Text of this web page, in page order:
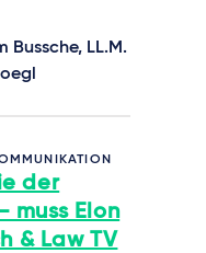
Bussche, LL.M.
der
muss Elon
& Law TV